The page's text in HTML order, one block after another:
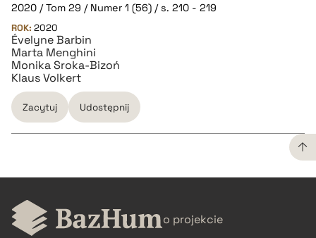
2020 / Tom 29 / Numer 1 (56) / s. 210 - 219
ROK: 2020
Évelyne Barbin
Marta Menghini
Monika Sroka-Bizoń
Klaus Volkert
Zacytuj Udostępnij
CZYSTY TEKST
pobierz cytat o projekcie